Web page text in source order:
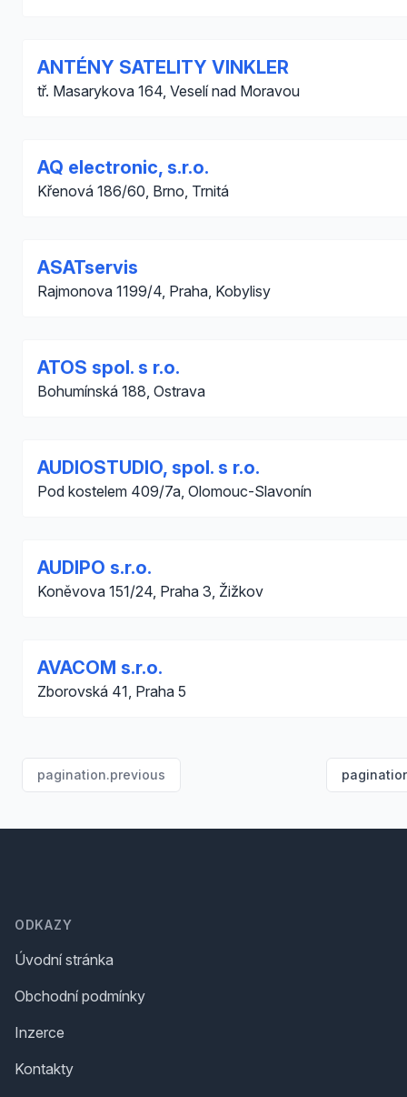
ANTÉNY SATELITY VINKLER
tř. Masarykova 164, Veselí nad Moravou
AQ electronic, s.r.o.
Křenová 186/60, Brno, Trnitá
ASATservis
Rajmonova 1199/4, Praha, Kobylisy
ATOS spol. s r.o.
Bohumínská 188, Ostrava
AUDIOSTUDIO, spol. s r.o.
Pod kostelem 409/7a, Olomouc-Slavonín
AUDIPO s.r.o.
Koněvova 151/24, Praha 3, Žižkov
AVACOM s.r.o.
Zborovská 41, Praha 5
pagination.previous
ODKAZY
Úvodní stránka
Obchodní podmínky
Inzerce
Kontakty